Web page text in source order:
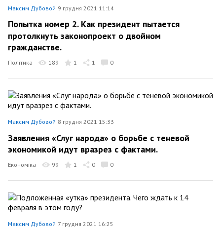
Максим Дубовой 9 грудня 2021 11:14
Попытка номер 2. Как президент пытается
протолкнуть законопроект о двойном
гражданстве.
Політика 189 1 1 0
Максим Дубовой 8 грудня 2021 15:33
Заявления «Слуг народа» о борьбе с теневой
экономикой идут вразрез с фактами.
Економіка 99 1 0 0
Максим Дубовой 7 грудня 2021 16:25